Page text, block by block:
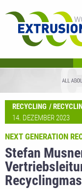
RECYCLING
14. DEZEMBER 2023
Stefan
NEXT GENERATION